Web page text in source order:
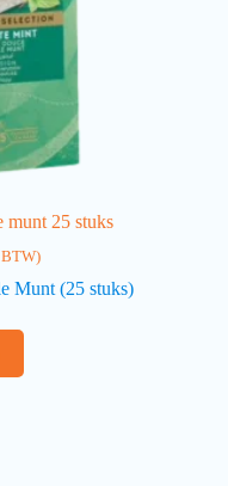
munt 25 stuks
Munt (25 stuks)